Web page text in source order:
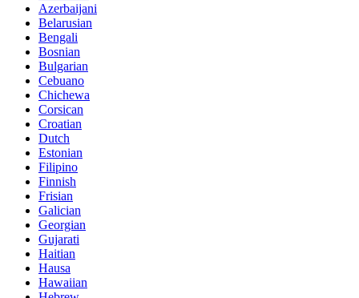
Azerbaijani
Belarusian
Bengali
Bosnian
Bulgarian
Cebuano
Chichewa
Corsican
Croatian
Dutch
Estonian
Filipino
Finnish
Frisian
Galician
Georgian
Gujarati
Haitian
Hausa
Hawaiian